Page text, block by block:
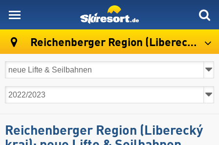
Reichenberger Region (Liberecký kraj)
Reichenberger Region (Liberecký